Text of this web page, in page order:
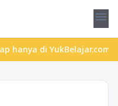
menu
YukBelajar.com. Mulai